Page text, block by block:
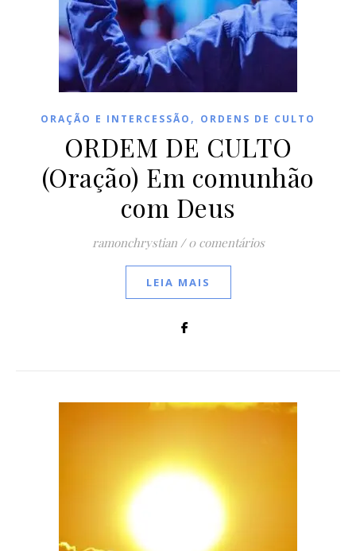
ORAÇÃO E INTERCESSÃO , ORDENS DE CULTO
ORDEM DE CULTO
(Oração) Em comunhão
com Deus
ramonchrystian / 0 comentários
LEIA MAIS